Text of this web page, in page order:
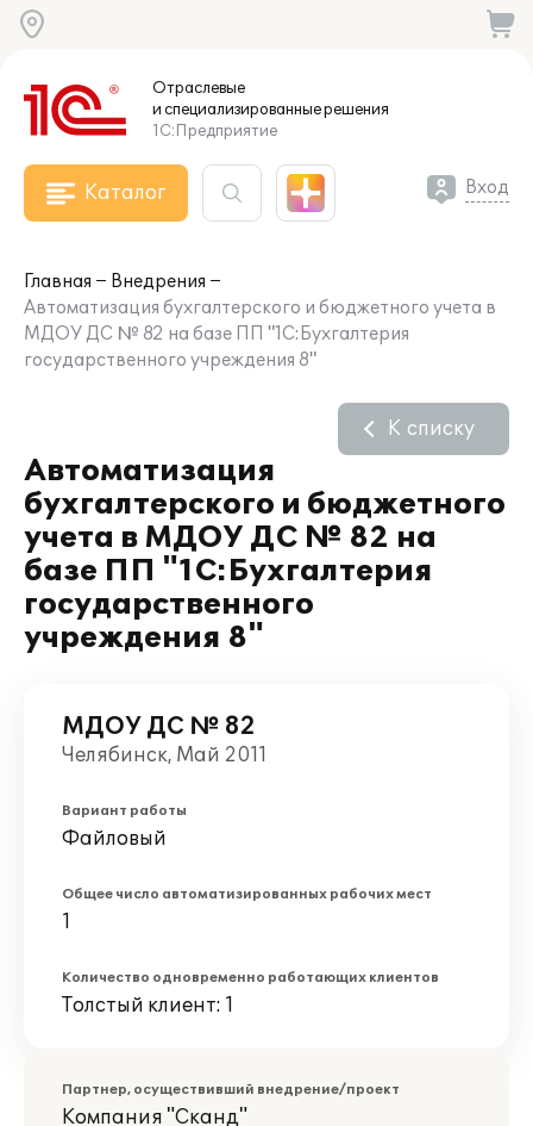
Отраслевые
и специализированныерешения
1С:Предприятие
Каталог Вход
Главная
Внедрения
Автоматизация бухгалтерского и бюджетного учета в
МДОУ ДС № 82 на базе ПП "1С:Бухгалтерия
государственного учреждения 8"
Автоматизация
бухгалтерского и бюджетного
учета в МДОУ ДС № 82 на
базе ПП "1С:Бухгалтерия
государственного
учреждения 8"
К списку
МДОУ ДС № 82
Челябинск, Май 2011
Вариант работы
Файловый
Общее число автоматизированных рабочих мест
1
Количество одновременно работающих клиентов
Толстый клиент: 1
Партнер, осуществивший внедрение/проект
Компания "Сканд"